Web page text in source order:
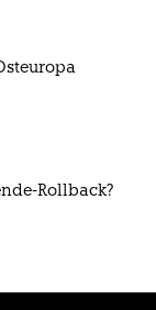
Rollback?